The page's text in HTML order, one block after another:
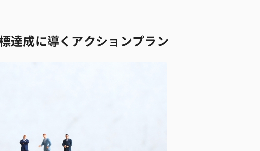
達成に導くアクションプラン